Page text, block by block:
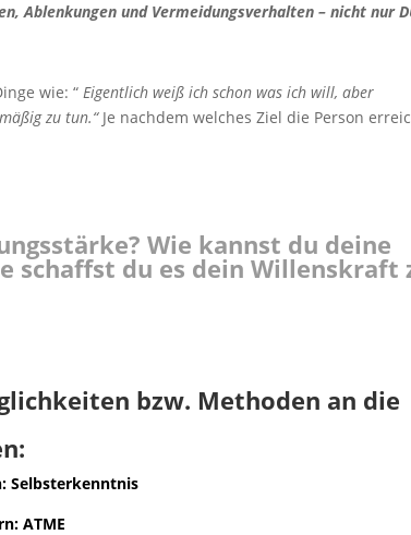
Ablenkungen und Vermeidungsverhalten – nicht nur
wie: “Eigentlich weiß ich schon was ich will, aber
zu tun.“Je nachdem welches Ziel die Person
Wie kannst du deine
schaffst du es dein Willenskraft
bzw. Methoden an die
Selbsterkenntnis
ATME